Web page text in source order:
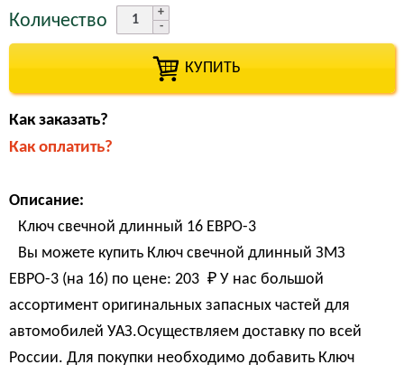
Количество
КУПИТЬ
Как заказать?
Как оплатить?
Описание:
Ключ свечной длинный 16 ЕВРО-3
Вы можете купить Ключ свечной длинный ЗМЗ
ЕВРО-3 (на 16) по цене: 203 ₽ У нас большой
ассортимент оригинальных запасных частей для
автомобилей УАЗ.Осуществляем доставку по всей
России. Для покупки необходимо добавить Ключ